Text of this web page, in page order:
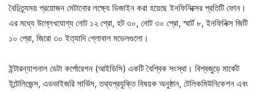
বৈচিত্র্যময় প্রয়োজন মেটানোর লক্ষ্যে ডিজাইন করা হয়েছে ইনফিনিক্সের প্রতিটি ফোন।
এর মধ্যে উল্লেখযোগ্য নোট ১২ প্রো, হট ৩০, নোট ৩০ প্রো, স্মার্ট ৮, ইনফিনিক্স জিটি
১০ প্রো, জিরো ৩০ ইত্যাদি গ্লোবাল মডেলগুলো।
ইন্টারন্যাশনাল ডেটা কর্পোরেশন (আইডিসি) একটি বৈশ্বিক সংস্থা। বিশ্বজুড়ে মার্কেট
ইন্টেলিজেন্স, এডভাইজরি সার্ভিস, তথ্যপ্রযুক্তি বিষয়ক অনুষ্ঠান, টেলিকমিউনিকেশন এবং